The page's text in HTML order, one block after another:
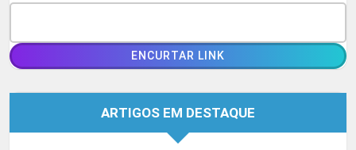
ARTIGOS EM DESTAQUE